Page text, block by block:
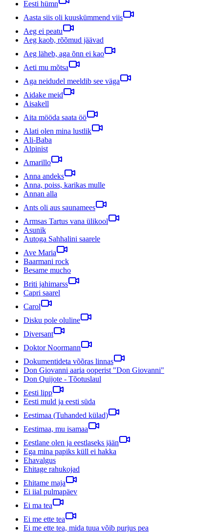
Eesti hümn
Aasta siis oli kuuskümmend viis
Aeg ei peatu
Aeg kaob, rõõmud jäävad
Aeg läheb, aga õnn ei kao
Aeti mu mõtsa
Aga neidudel meeldib see väga
Aidake meid
Aisakell
Aita mööda saata öö
Alati olen mina lustlik
Ali-Baba
Alpinist
Amarillo
Anna andeks
Anna, poiss, karikas mulle
Annan alla
Ants oli aus saunamees
Armsas Tartus vana ülikool
Asunik
Autoga Sahhalini saarele
Ave Maria
Baarmani rock
Besame mucho
Briti jahimarss
Capri saarel
Carol
Disku pole oluline
Diversant
Doktor Noormann
Dokumentideta võõras linnas
Don Giovanni aaria ooperist "Don Giovanni"
Don Quijote - Tõotuslaul
Eesti lipp
Eesti muld ja eesti süda
Eestimaa (Tuhanded külad)
Eestimaa, mu isamaa
Eestlane olen ja eestlaseks jään
Ega mina papiks küll ei hakka
Ehavalgus
Ehitage rahukojad
Ehitame maja
Ei iial pulmapäev
Ei ma tea
Ei me ette tea
Ei me ette tea, mida tuua võib purjus pea